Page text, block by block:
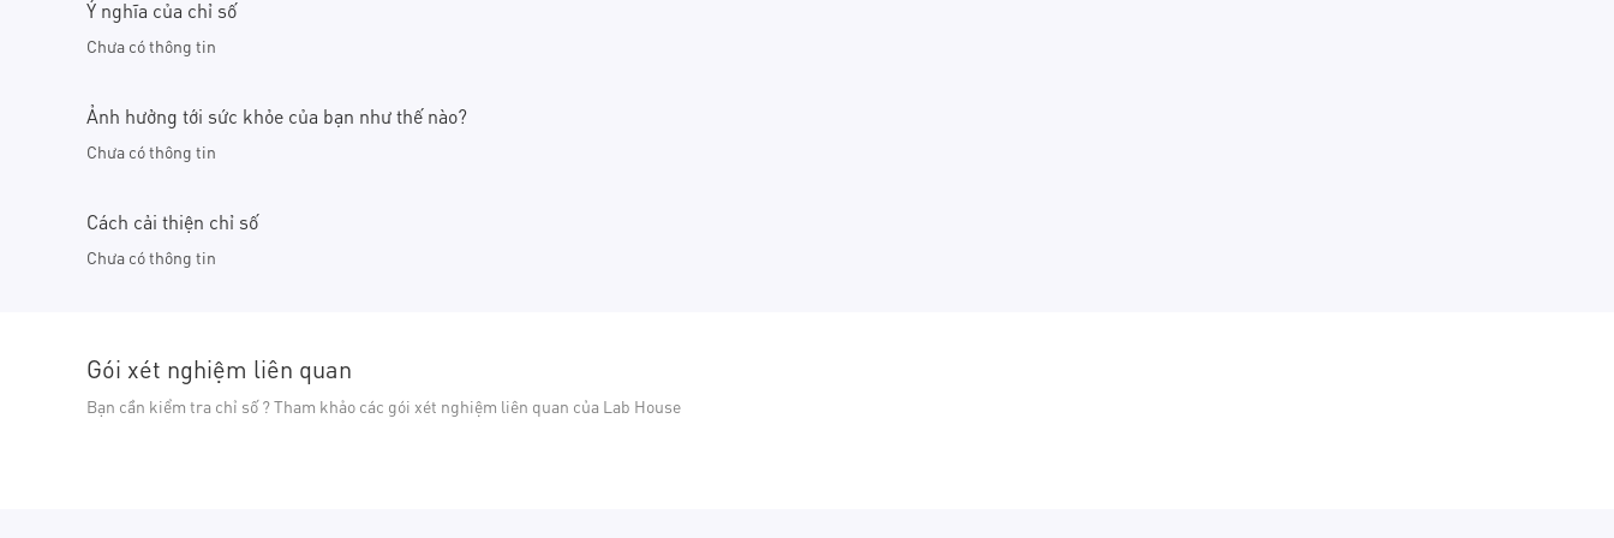
Ý nghĩa của chỉ số
Chưa có thông tin
Ảnh hưởng tới sức khỏe của bạn như thế nào?
Chưa có thông tin
Cách cải thiện chỉ số
Chưa có thông tin
Gói xét nghiệm liên quan
Bạn cần kiểm tra chỉ số ? Tham khảo các gói xét nghiệm liên quan của Lab House